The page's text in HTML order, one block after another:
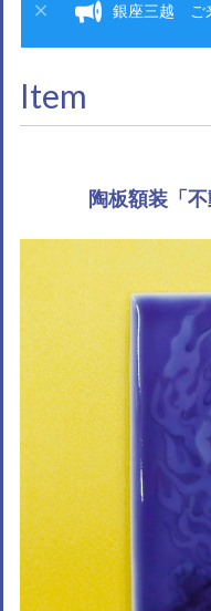
銀座三越 ご
Item
陶板額装「